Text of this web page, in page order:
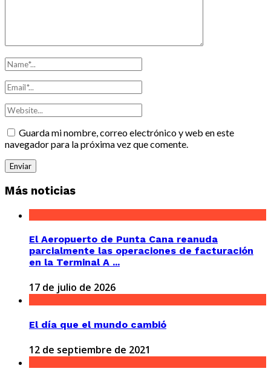
Guarda mi nombre, correo electrónico y web en este
navegador para la próxima vez que comente.
Más noticias
El Aeropuerto de Punta Cana reanuda
parcialmente las operaciones de facturación
en la Terminal A ...
17 de julio de 2026
El día que el mundo cambió
12 de septiembre de 2021